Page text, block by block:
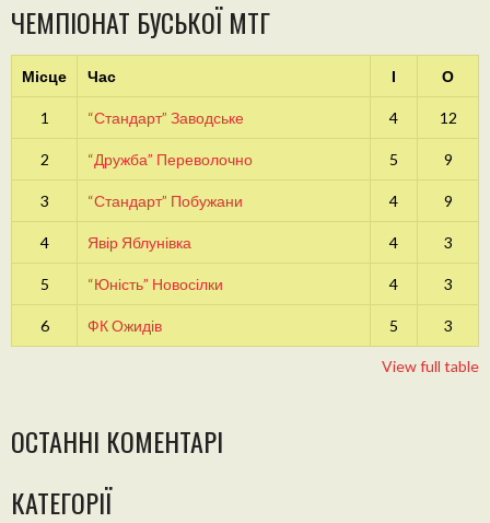
ЧЕМПІОНАТ БУСЬКОЇ МТГ
Місце Час І О
1 “Стандарт” Заводське 4 12
2 “Дружба” Переволочно 5 9
3 “Стандарт” Побужани 4 9
4 Явір Яблунівка 4 3
5 “Юність” Новосілки 4 3
6 ФК Ожидів 5 3
View full table
ОСТАННІ КОМЕНТАРІ
КАТЕГОРІЇ